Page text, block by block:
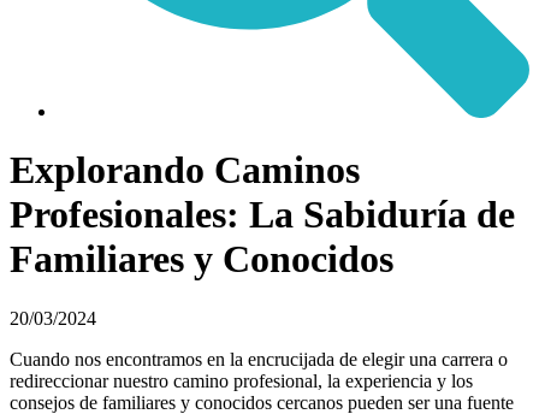
Explorando Caminos
Profesionales: La Sabiduría de
Familiares y Conocidos
20/03/2024
Cuando nos encontramos en la encrucijada de elegir una carrera o
redireccionar nuestro camino profesional, la experiencia y los
consejos de familiares y conocidos cercanos pueden ser una fuente